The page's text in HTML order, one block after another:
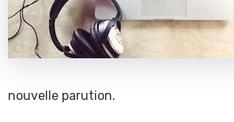
nouvelle parution.